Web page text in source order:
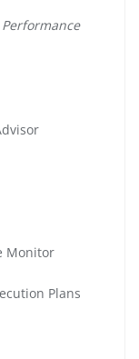
Monitor
Plans